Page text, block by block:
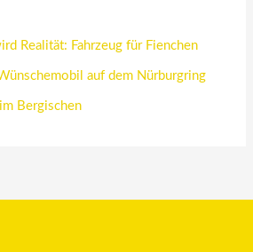
Realität: Fahrzeug für Fienchen
auf dem Nürburgring
Bergischen